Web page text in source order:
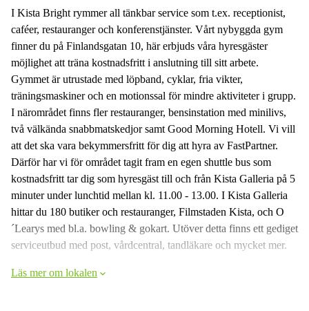
I Kista Bright rymmer all tänkbar service som t.ex. receptionist,
caféer, restauranger och konferenstjänster. Vårt nybyggda gym
finner du på Finlandsgatan 10, här erbjuds våra hyresgäster
möjlighet att träna kostnadsfritt i anslutning till sitt arbete.
Gymmet är utrustade med löpband, cyklar, fria vikter,
träningsmaskiner och en motionssal för mindre aktiviteter i grupp.
I närområdet finns fler restauranger, bensinstation med minilivs,
två välkända snabbmatskedjor samt Good Morning Hotell. Vi vill
att det ska vara bekymmersfritt för dig att hyra av FastPartner.
Därför har vi för området tagit fram en egen shuttle bus som
kostnadsfritt tar dig som hyresgäst till och från Kista Galleria på 5
minuter under lunchtid mellan kl. 11.00 - 13.00. I Kista Galleria
hittar du 180 butiker och restauranger, Filmstaden Kista, och O
´Learys med bl.a. bowling & gokart. Utöver detta finns ett gediget
serviceutbud med post, vårdcentral, tandläkare och mycket mer.
Läs mer om lokalen